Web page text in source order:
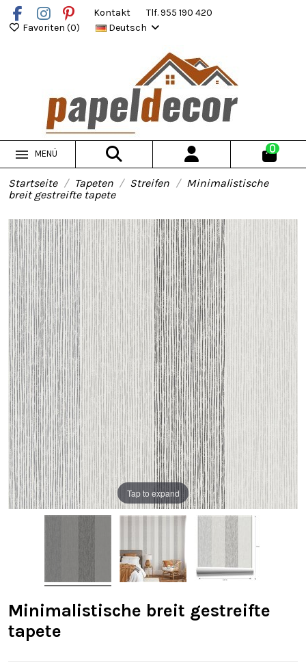
Kontakt
Tlf. 955 190 420
Favoriten (0) Deutsch
MENÜ 0
Startseite Tapeten Streifen
Minimalistische
breit gestreifte tapete
Tap to expand
Minimalistische breit gestreifte
tapete